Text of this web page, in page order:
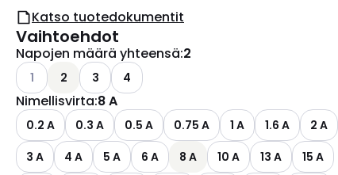
Katso tuotedokumentit
Vaihtoehdot
Napojen määrä yhteensä:2
Katso käytettävissä olevat vaihtoehdot
1 2 3 4
Nimellisvirta:8 A
0.2 A 0.3 A 0.5 A 0.75 A 1 A 1.6 A
2 A
3 A
4 A 5 A 6 A 8 A 10 A 13 A
15 A